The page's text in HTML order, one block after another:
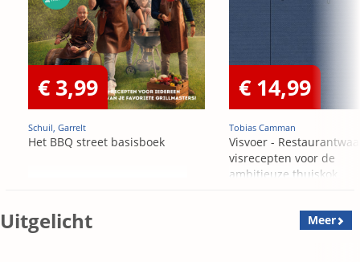
€ 3,99
Schuil, Garrelt
Het BBQ street basisboek
€ 14,99
Tobias Camman
Visvoer -
visrecepten voor de
ambitieuze thuiskok
Uitgelicht Meer